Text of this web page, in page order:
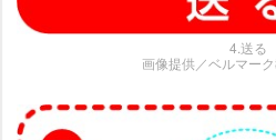
4.送る
画像提供／ベルマー